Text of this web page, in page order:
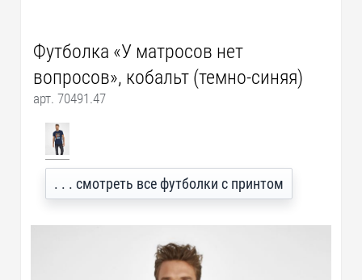
Футболка «У матросов нет
вопросов», кобальт (темно-синяя)
арт. 70491.47
. . . смотреть все футболки с принтом